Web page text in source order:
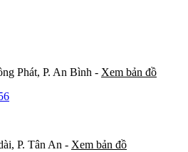
Phát, P. An Bình - Xem bản đồ
P. Tân An - Xem bản đồ